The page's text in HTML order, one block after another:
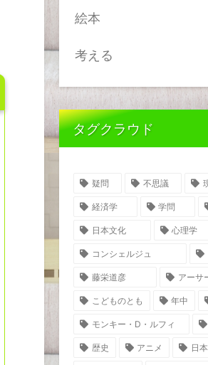
絵本
考える
タグクラウド
疑問 不思議
経済学 学問
日本文化 心理学
コンシェルジュ
藤栄道彦 アーサ
こどものとも 年中
モンキー・D・ルフィ
歴史 アニメ 日